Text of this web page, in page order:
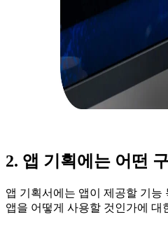
2. 앱 기획에는 어떤
앱 기획서에는 앱이 제공할 기능
앱을 어떻게 사용할 것인가에 대